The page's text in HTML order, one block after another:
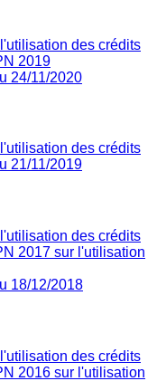
des crédits
2019
24/11/2020
des crédits
21/11/2019
des crédits
2017 sur l'utilisation
18/12/2018
des crédits
2016 sur l'utilisation